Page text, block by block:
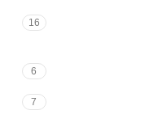
16
6
7